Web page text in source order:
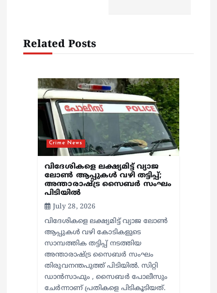
g
Related Posts
Crime News
വിദേശികളെ ലക്ഷ്യമിട്ട് വ്യാജ
ലോൺ ആപ്പുകൾ വഴി തട്ടിപ്പ്;
അന്താരാഷ്ട്ര സൈബർ സംഘം
പിടിയിൽ
July 28, 2026
വിദേശികളെ ലക്ഷ്യമിട്ട് വ്യാജ ലോൺ
ആപ്പുകൾ വഴി കോടികളുടെ
സാമ്പത്തിക തട്ടിപ്പ് നടത്തിയ
അന്താരാഷ്ട്ര സൈബർ സംഘം
തിരുവനന്തപുത്ത് പിടിയിൽ. സിറ്റി
ഡാൻസാഫും , സൈബർ പോലീസും
ചേർന്നാണ് പ്രതികളെ പിടികൂടിയത്.